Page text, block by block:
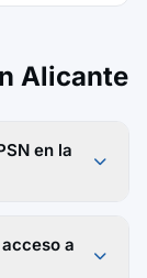
Alicante
en la
a